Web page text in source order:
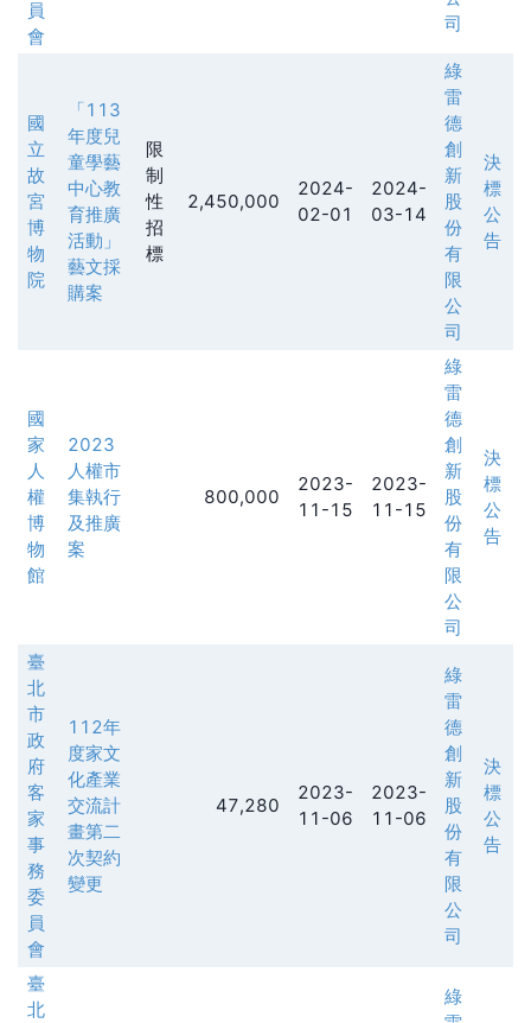
員
會
司
國
立
故
宮
博
物
院
「113
年度兒
童學藝
中心教
育推廣
活動」
藝文採
購案
限
制
性
招
標
2,450,000
2024-
02-01
2024-
03-14
綠
雷
德
創
新
股
份
有
限
公
司
決
標
公
告
國
家
人
權
博
物
館
2023
人權市
集執行
及推廣
案
800,000
2023-
11-15
2023-
11-15
綠
雷
德
創
新
股
份
有
限
公
司
決
標
公
告
臺
北
市
政
府
客
家
事
務
委
員
會
112年
度家文
化產業
交流計
畫第二
次契約
變更
47,280
2023-
11-06
2023-
11-06
綠
雷
德
創
新
股
份
有
限
公
司
決
標
公
告
臺
北
綠